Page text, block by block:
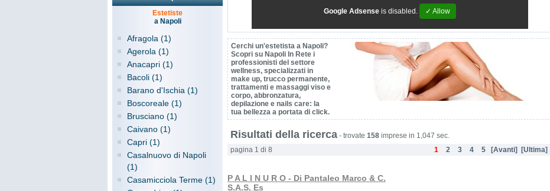
Estetiste
a Napoli
Afragola (1)
Agerola (1)
Anacapri (1)
Bacoli (1)
Barano d'Ischia (1)
Boscoreale (1)
Brusciano (1)
Caivano (1)
Capri (1)
Casalnuovo di Napoli
(1)
Casamicciola Terme (1)
Google Adsense is disabled. ✓ Allow
Cerchi un'estetista a Napoli?
Scopri su Napoli In Rete i
professionisti del settore
wellness, specializzati in
make up, trucco permanente,
trattamenti e massaggi viso e
corpo, abbronzatura,
depilazione e nails care: la
tua bellezza a portata di click.
Risultati della ricerca - trovate 158 imprese in 1,047 sec.
pagina 1 di 8
[Ultima]
[Avanti]
5
4
3
2
1
P A L I N U R O - Di Pantaleo Marco & C.
S.A.S. Es